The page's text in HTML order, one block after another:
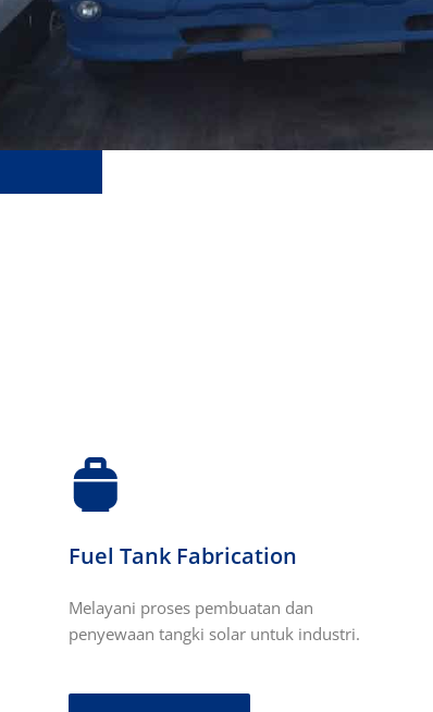
Fuel Tank Fabrication
Melayani proses pembuatan dan
penyewaan tangki solar untuk industri.